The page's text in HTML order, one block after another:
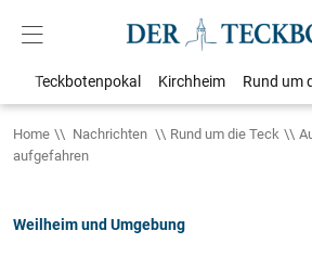
Teckbotenpokal Kirchheim Rund um
Home Nachrichten Rund um die Teck
aufgefahren
Weilheim und Umgebung